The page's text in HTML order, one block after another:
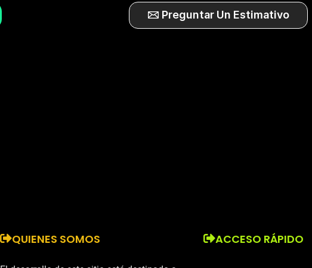
Preguntar Un Estimativo
QUIENES SOMOS ACCESO RÁPIDO